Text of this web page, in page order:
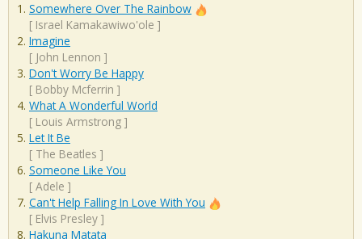
Somewhere Over The Rainbow
[ Israel Kamakawiwo'ole ]
Imagine
[ John Lennon ]
Don't Worry Be Happy
[ Bobby Mcferrin ]
What A Wonderful World
[ Louis Armstrong ]
Let It Be
[ The Beatles ]
Someone Like You
[ Adele ]
Can't Help Falling In Love With You
[ Elvis Presley ]
Hakuna Matata